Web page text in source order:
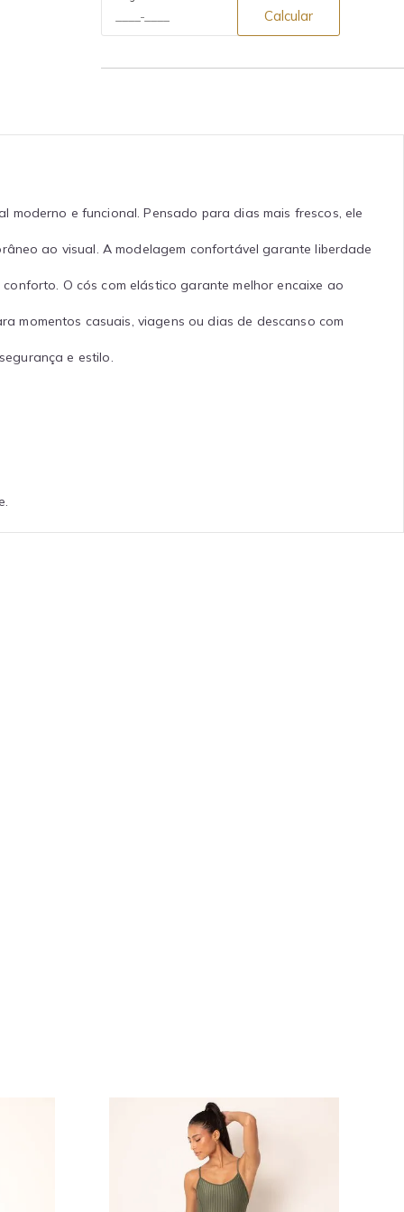
Calcular
e funcional. Pensado para dias mais frescos, ele
ao visual. A modelagem confortável garante liberdade
O cós com elástico garante melhor encaixe ao
momentos casuais, viagens ou dias de descanso com
e estilo.